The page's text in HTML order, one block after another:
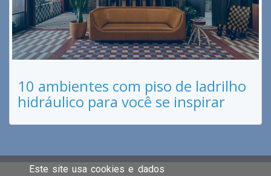
10 ambientes com piso de ladrilho
hidráulico para você se inspirar
Este site usa cookies e dados